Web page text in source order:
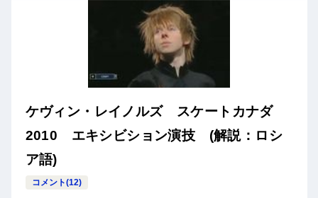
ケヴィン・レイノルズ スケートカナダ
2010 エキシビション演技 (解説：ロシ
ア語)
コメント(12)